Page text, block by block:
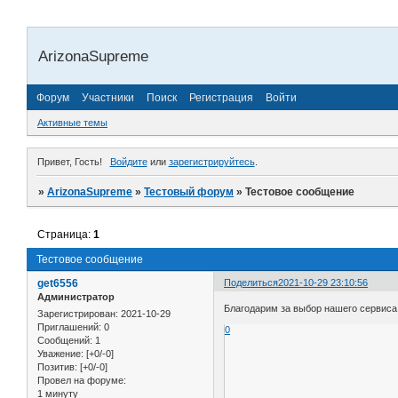
ArizonaSupreme
Форум Участники Поиск Регистрация Войти
Активные темы
Привет, Гость! Войдитеили зарегистрируйтесь.
»ArizonaSupreme »Тестовый форум »Тестовое сообщение
Тестовое сообщение
Страница:1
Поделиться2021-10-29 23:10:56
get6556
Администратор
Зарегистрирован: 2021-10-29
Приглашений: 0
Сообщений: 1
Уважение: [+0/-0]
Позитив: [+0/-0]
Провел на форуме:
1 минуту
Благодарим за выбор нашего
0